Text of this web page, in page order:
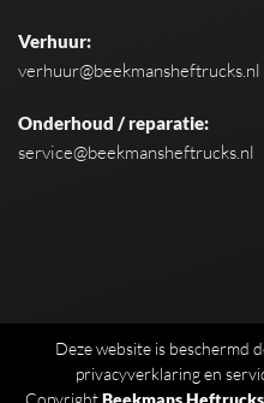
Verhuur:
verhuur@beekmansheftrucks.nl
Onderhoud / reparatie:
service@beekmansheftrucks.nl
Deze website is beschermd
privacyverklaringen